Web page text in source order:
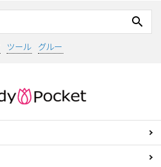
search
ツール グルー